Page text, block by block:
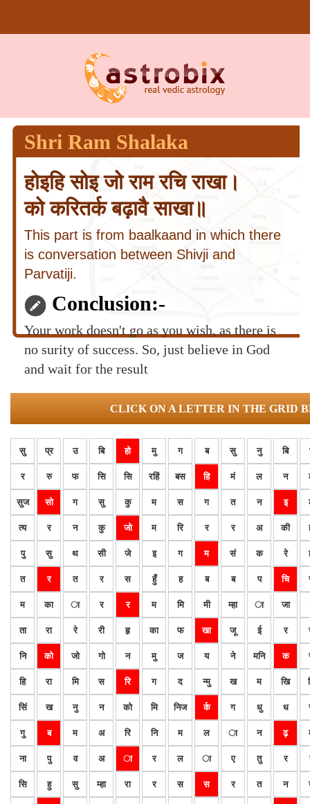
Shri Ram Shalaka
होइहि सोइ जो राम रचि राखा।
को करितर्क बढ़ावै साखा॥
This part is from baalkaand in which there
is conversation between Shivji and
Parvatiji.
Conclusion:-
Your work doesn't go as you wish, as there is
no surity of success. So, just believe in God
and wait for the result
CLICK ON A LETTER IN THE GRID
सु प्र उ बि हो मु ग ब सु नु बि
र रु फ सि सि रहिं बस हि मं ल न
सुज सो ग सु कु म स ग त न इ
त्य र न कु जो म रि र र अ की
पु सु थ सी जे इ ग म सं क रे
त र त र स हुँ ह ब ब प चि
म का ा र र म मि मी म्हा ा जा
ता रा रे री हृ का फ खा जू ई र
नि को जो गो न मु ज य ने मनि क
हि रा मि स रि ग द न्मु ख म खि
सिं ख नु न को मि निज र्क ग धु ध
गु ब म अ रि नि म ल ा न ढ़
ना पु व अ ा र ल ा ए तु र
सि हु सु म्हा रा र स स र त न